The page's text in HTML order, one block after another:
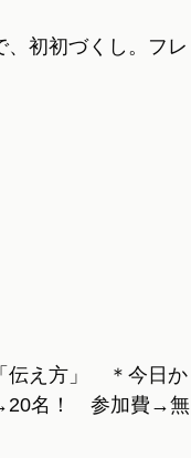
初初づくし。フレ
え方」　＊今日か
名！　参加費→無